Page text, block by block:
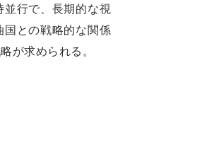
並行で、長期的な視
国との戦略的な関係
が求められる。